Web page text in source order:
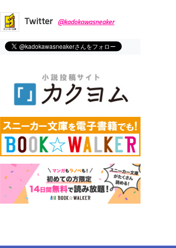
Twitter @kadokawasneaker